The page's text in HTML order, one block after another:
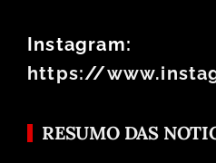
Instagram:
https://
RESUMO DAS